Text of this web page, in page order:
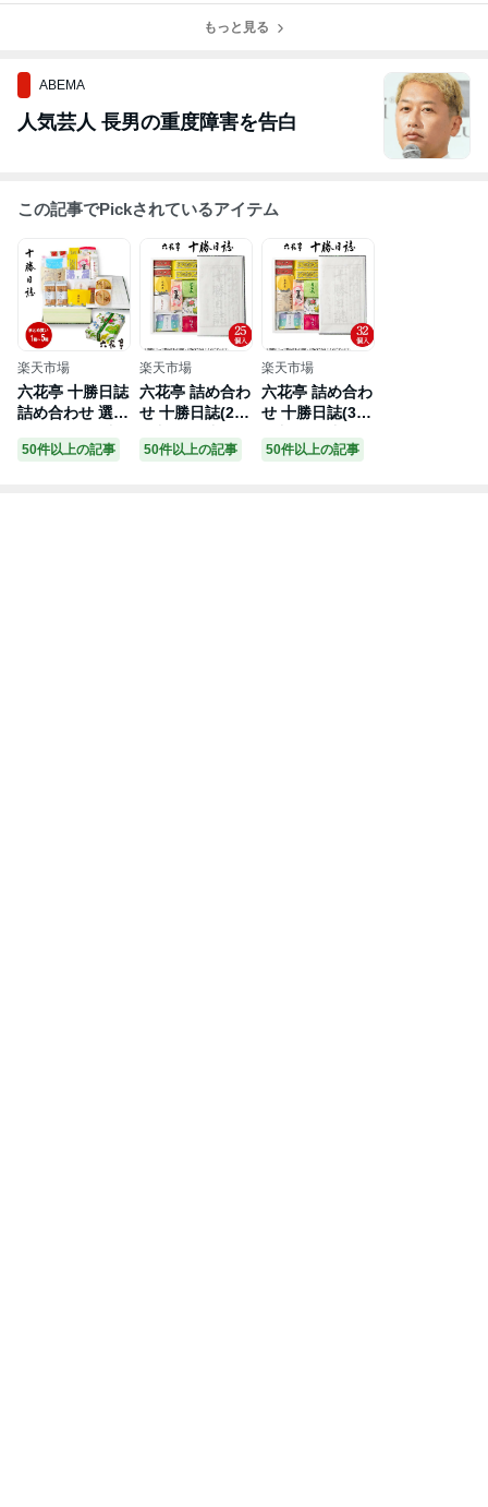
もっと見る
ABEMA
人気芸人 長男の重度障害を告白
この記事でPickされているアイテム
楽天市場
六花亭 十勝日誌
詰め合わせ 選べ
る個数! 22個入
×1箱〜5箱 送料
50件以上の記事
楽天市場
六花亭 詰め合わ
せ 十勝日誌(25
個入) 御中元 2
026 ギフト スイ
50件以上の記事
楽天市場
六花亭 詰め合わ
せ 十勝日誌(32
個入) 御中元 2
026 ギフト スイ
50件以上の記事